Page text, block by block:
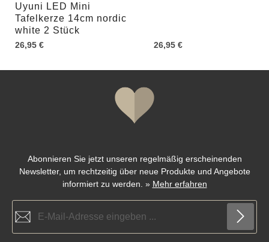
Uyuni LED Mini
Tafelkerze 14cm nordic
white 2 Stück
26,95 € 26,95 €
Abonnieren Sie jetzt unseren regelmäßig erscheinenden
Newsletter, um rechtzeitig über neue Produkte und Angebote
informiert zu werden. » Mehr erfahren